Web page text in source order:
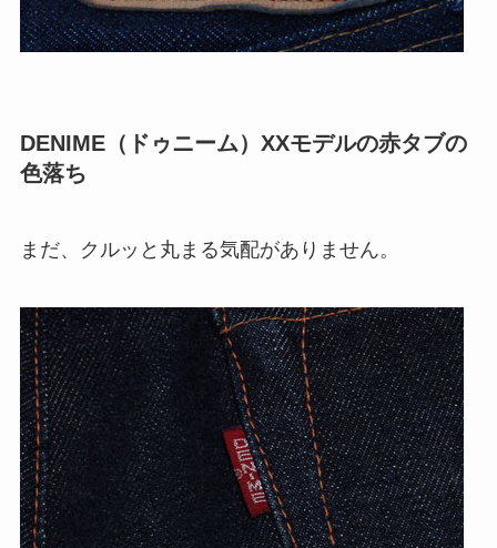
DENIME（ドゥニーム）XXモデルの赤タブの
色落ち
まだ、クルッと丸まる気配がありません。